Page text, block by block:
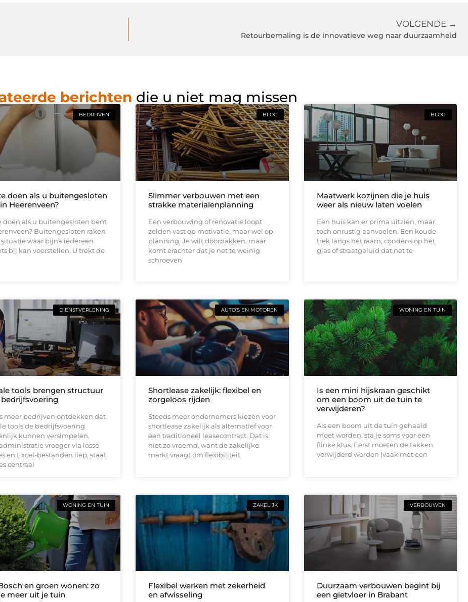
VOLGENDE →
Retourbemaling is de innovatieve weg naar duurzaamheid
berichten die u niet mag missen
BEDRIJVEN
doen als u buitengesloten
Heerenveen?
doen als u buitengesloten bent
Buitengesloten raken
situatie waar bijna iedereen
bij kan voorstellen. U trekt de
BLOG
Slimmer verbouwen met een
strakke materialenplanning
Een verbouwing of renovatie loopt
zelden vast op motivatie, maar wel op
planning. Je wilt doorpakken, maar
komt erachter dat je net te weinig
schroeven
BLOG
Maatwerk kozijnen die je huis
weer als nieuw laten voelen
Een huis kan er prima uitzien, maar
toch onrustig aanvoelen. Een koude
trek langs het raam, condens op het
glas of straatgeluid dat net te
DIENSTVERLENING
tools brengen structuur
meer bedrijven ontdekken dat
tools de bedrijfsvoering
kunnen versimpelen.
vroeger via losse
en Excel-bestanden liep, staat
centraal
AUTO’S EN MOTOREN
Shortlease zakelijk: flexibel en
zorgeloos rijden
Steeds meer ondernemers kiezen voor
shortlease zakelijk als alternatief voor
een traditioneel leasecontract. Dat is
niet zo vreemd, want de zakelijke
markt vraagt om flexibiliteit.
WONING EN TUIN
Is een mini hijskraan geschikt
om een boom uit de tuin te
verwijderen?
Als een boom uit de tuin gehaald
moet worden, sta je soms voor een
flinke klus. Eerst moeten de takken
verwijderd worden (vaak met een
WONING EN TUIN
en groen wonen: zo
meer uit je tuin
ZAKELIJK
Flexibel werken met zekerheid
en afwisseling
VERBOUWEN
Duurzaam verbouwen begint bij
een gietvloer in Brabant